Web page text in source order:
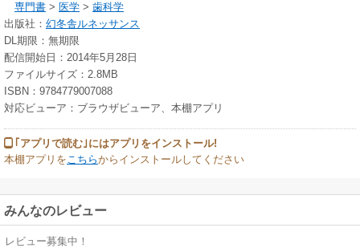
専門書 > 医学 > 歯科学
出版社： 幻冬舎ルネッサンス
DL期限：無期限
配信開始日：2014年5月28日
ファイルサイズ：2.8MB
ISBN：9784779007088
対応ビューア：ブラウザビューア、本棚アプリ
｢アプリで読む｣にはアプリをインストール!
本棚アプリをこちらからインストールしてください
みんなのレビュー
レビュー募集中！